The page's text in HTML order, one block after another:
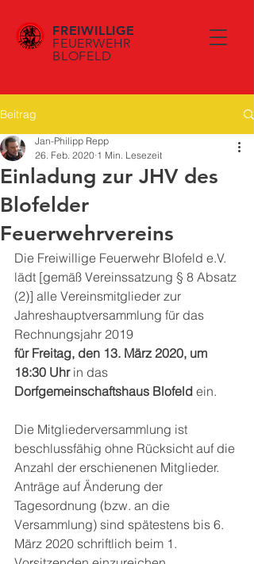
FREIWILLIGE
FEUERWEHR
BLOFELD
Beitrag
Einladung zur JHV des
Blofelder
Feuerwehrvereins
Jan-Philipp Repp
26. Feb. 2020 1 Min. Lesezeit
Die Freiwillige Feuerwehr Blofeld e.V.
lädt [gemäß Vereinssatzung § 8 Absatz
(2)] alle Vereinsmitglieder zur
Jahreshauptversammlung für das
Rechnungsjahr 2019
für Freitag, den 13. März 2020, um
18:30 Uhr in das
Dorfgemeinschaftshaus Blofeld ein.
Die Mitgliederversammlung ist
beschlussfähig ohne Rücksicht auf die
Anzahl der erschienenen Mitglieder.
Anträge auf Änderung der
Tagesordnung (bzw. an die
Versammlung) sind spätestens bis 6.
März 2020 schriftlich beim 1.